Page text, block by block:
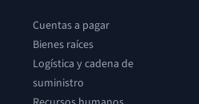
Cuentas a pagar
Bienes raíces
Logística y cadena de
suministro